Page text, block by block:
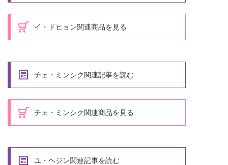
イ・ドヒョン関連商品を見る
チェ・ミンシク関連記事を読む
チェ・ミンシク関連商品を見る
ユ・ヘジン関連記事を読む